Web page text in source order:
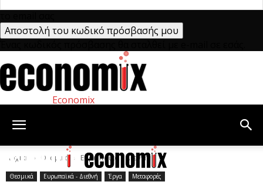
Economix
Αρχική Θεσμικά Ευρωπαϊκά - Διεθνή
Θεσμικά Ευρωπαϊκά - Διεθνή Έργα Μεταφορές